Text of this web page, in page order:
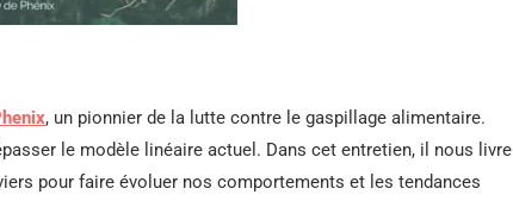
, un pionnier de la lutte contre le gaspillage alimentaire.
le modèle linéaire actuel. Dans cet entretien, il nous livre
pour faire évoluer nos comportements et les tendances